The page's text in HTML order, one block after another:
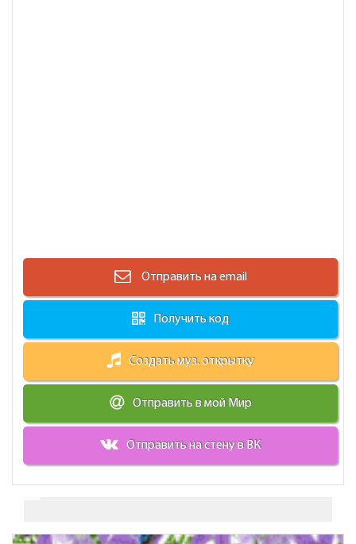
Отправить на email
Получить код
Создать муз. открытку
Отправить в мой Мир
Отправить на стену в ВК